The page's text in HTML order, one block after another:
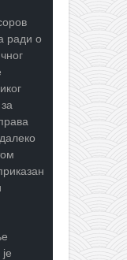
ради о